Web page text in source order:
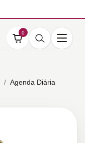
0
/ Agenda Diária